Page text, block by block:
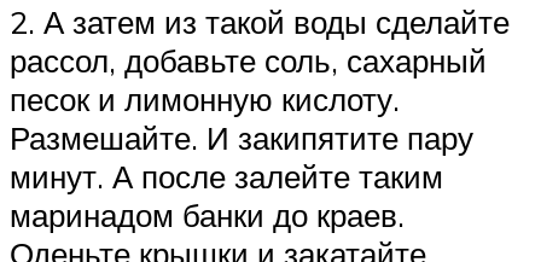
2. А затем из такой воды сделайте
рассол, добавьте соль, сахарный
песок и лимонную кислоту.
Размешайте. И закипятите пару
минут. А после залейте таким
маринадом банки до краев.
Оденьте крышки и закатайте